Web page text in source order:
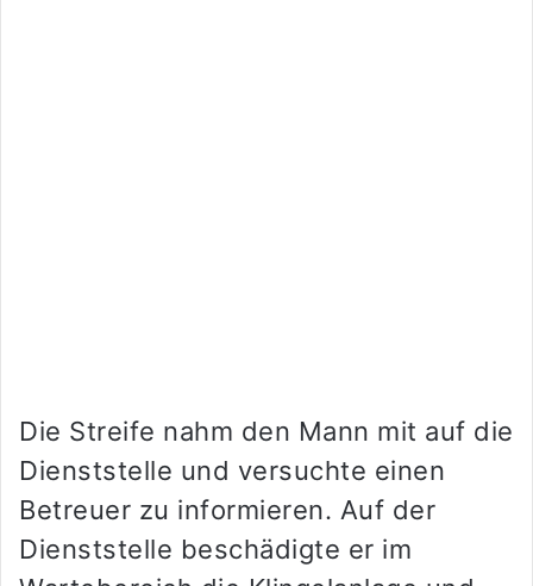
Die Streife nahm den Mann mit auf die
Dienststelle und versuchte einen
Betreuer zu informieren. Auf der
Dienststelle beschädigte er im